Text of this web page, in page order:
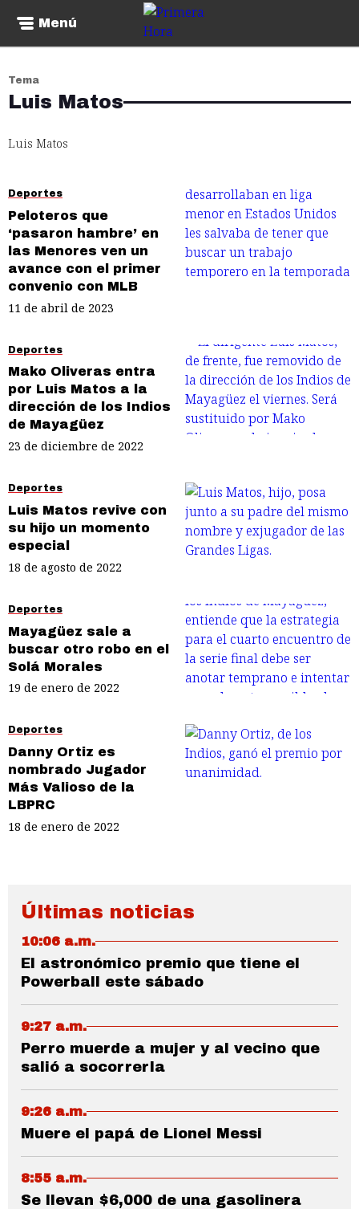
Menú
Tema
Luis Matos
Luis Matos
Deportes
Peloteros que
‘pasaron hambre’ en
las Menores ven un
avance con el primer
convenio con MLB
11 de abril de 2023
Deportes
Mako Oliveras entra
por Luis Matos a la
dirección de los Indios
de Mayagüez
23 de diciembre de 2022
Deportes
Luis Matos revive con
su hijo un momento
especial
18 de agosto de 2022
Deportes
Mayagüez sale a
buscar otro robo en el
Solá Morales
19 de enero de 2022
Deportes
Danny Ortiz es
nombrado Jugador
Más Valioso de la
LBPRC
18 de enero de 2022
Últimas noticias
10:06 a.m.
El astronómico premio que tiene el
Powerball este sábado
9:27 a.m.
Perro muerde a mujer y al vecino que
salió a socorrerla
9:26 a.m.
Muere el papá de Lionel Messi
8:55 a.m.
Se llevan $6,000 de una gasolinera